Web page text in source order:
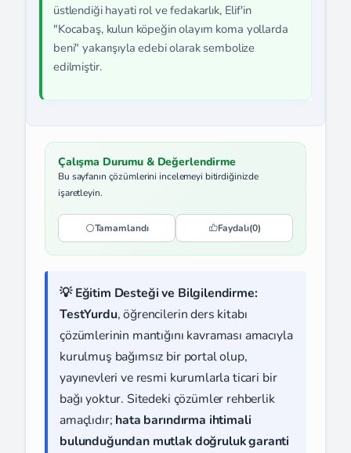
üstlendiği hayati rol ve fedakarlık, Elif'in
"Kocabaş, kulun köpeğin olayım koma yollarda
beni" yakarışıyla edebi olarak sembolize
edilmiştir.
Çalışma Durumu & Değerlendirme
Bu sayfanın çözümlerini incelemeyi bitirdiğinizde
işaretleyin.
Tamamlandı Faydalı(0)
💡 Eğitim Desteği ve Bilgilendirme:
TestYurdu, öğrencilerin ders kitabı
çözümlerinin mantığını kavraması amacıyla
kurulmuş bağımsız bir portal olup,
yayınevleri ve resmi kurumlarla ticari bir
bağı yoktur. Sitedeki çözümler rehberlik
amaçlıdır; hata barındırma ihtimali
bulunduğundan mutlak doğruluk garanti